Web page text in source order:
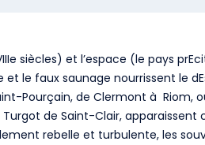
siècles) et l’espace (le pays
et le faux saunage nourrissent le
Pourçain, de Clermont à Riom,
Turgot de Saint-Clair,
rebelle et turbulente, les